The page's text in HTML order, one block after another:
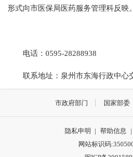
形式向市医保局医药服务管理科反映。
电话：0595-28288938
联系地址：泉州市东海行政中心
市政府部门 国家部委
隐私申明 | 帮助信息 |
网站标识码